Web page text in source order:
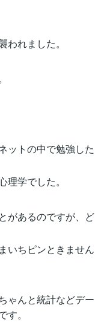
れました。
ットの中で勉強した
学でした。
があるのですが、ど
いちピンときません
ゃんと統計などデー
。